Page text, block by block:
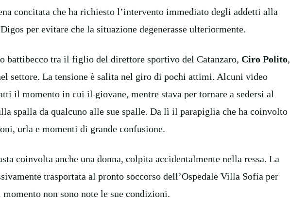
concitata che ha richiesto l’intervento immediato degli addetti alla
per evitare che la situazione degenerasse ulteriormente.
battibecco tra il figlio del direttore sportivo del Catanzaro, Ciro Polito,
settore. La tensione è salita nel giro di pochi attimi. Alcuni video
il momento in cui il giovane, mentre stava per tornare a sedersi al
spalla da qualcuno alle sue spalle. Da lì il parapiglia che ha coinvolto
urla e momenti di grande confusione.
coinvolta anche una donna, colpita accidentalmente nella ressa. La
trasportata al pronto soccorso dell’Ospedale Villa Sofia per
non sono note le sue condizioni.